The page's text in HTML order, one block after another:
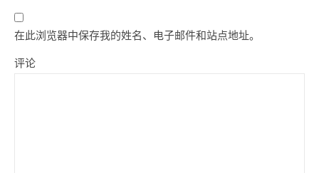
在此浏览器中保存我的姓名、电子邮件和站点地址。
评论